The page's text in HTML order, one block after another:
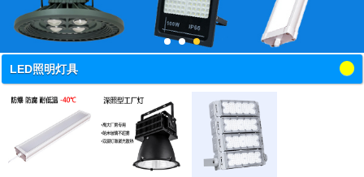
LED照明灯具